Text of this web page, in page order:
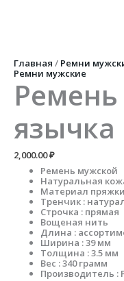
Главная / Ремни
Ремни мужские
язычка
2,000.00₽
Ремень мужской
Натуральная
Материал
Тренчик :
Строчка : прямая
Вощеная нить
Длина :
Ширина : 39 мм
Толщина : 3.5 мм
Вес : 340 грамм
Производитель :
Ремень
кожаный
,
язычка